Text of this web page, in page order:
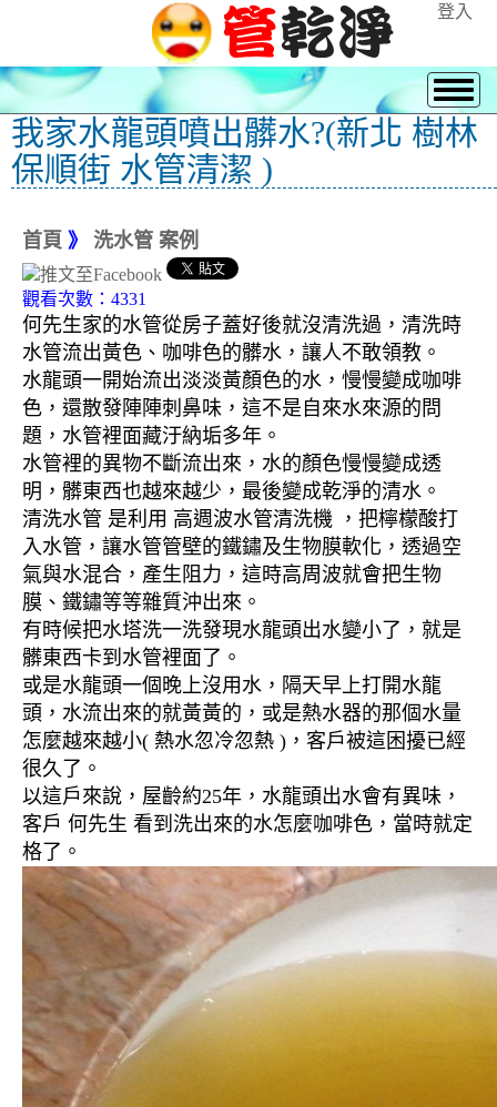
登入
我家水龍頭噴出髒水?(新北 樹林
保順街 水管清潔 )
首頁 》 洗水管 案例
觀看次數：4331
何先生家的水管從房子蓋好後就沒清洗過，清洗時
水管流出黃色、咖啡色的髒水，讓人不敢領教。
水龍頭一開始流出淡淡黃顏色的水，慢慢變成咖啡
色，還散發陣陣刺鼻味，這不是自來水來源的問
題，水管裡面藏汙納垢多年。
水管裡的異物不斷流出來，水的顏色慢慢變成透
明，髒東西也越來越少，最後變成乾淨的清水。
清洗水管 是利用 高週波水管清洗機 ，把檸檬酸打
入水管，讓水管管壁的鐵鏽及生物膜軟化，透過空
氣與水混合，產生阻力，這時高周波就會把生物
膜、鐵鏽等等雜質沖出來。
有時候把水塔洗一洗發現水龍頭出水變小了，就是
髒東西卡到水管裡面了。
或是水龍頭一個晚上沒用水，隔天早上打開水龍
頭，水流出來的就黃黃的，或是熱水器的那個水量
怎麼越來越小( 熱水忽冷忽熱 )，客戶被這困擾已經
很久了。
以這戶來說，屋齡約25年，水龍頭出水會有異味，
客戶 何先生 看到洗出來的水怎麼咖啡色，當時就定
格了。